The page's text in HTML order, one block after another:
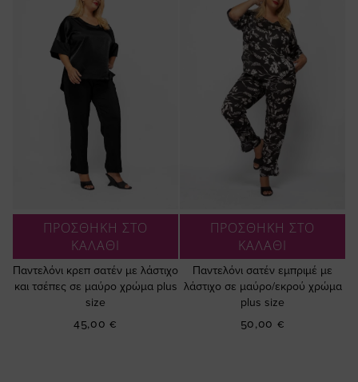
ΠΡΟΣΘΗΚΗ ΣΤΟ
ΚΑΛΑΘΙ
Παντελόνι κρεπ σατέν με λάστιχο
και τσέπες σε μαύρο χρώμα plus
size
45,00 €
ΠΡΟΣΘΗΚΗ ΣΤΟ
ΚΑΛΑΘΙ
Παντελόνι σατέν εμπριμέ με
λάστιχο σε μαύρο/εκρού χρώμα
plus size
50,00 €